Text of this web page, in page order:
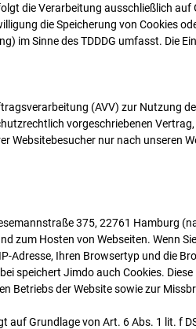
die Verarbeitung ausschließlich auf
die Speicherung von Cookies
im Sinne des TDDDG umfasst. Die
(AVV) zur Nutzung
vorgeschriebenen
Websitebesucher nur nach unseren
375, 22761 Hamburg
zum Hosten von Webseiten. Wenn
Adresse, Ihren Browsertyp und die
speichert Jimdo auch Cookies.
Betriebs der Website sowie zur
auf Grundlage von Art. 6 Abs. 1 lit. f